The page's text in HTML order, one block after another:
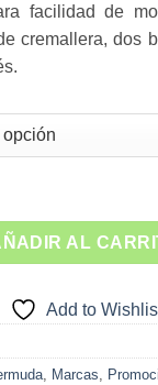
facilidad de
cremallera, dos
cantidad
AL
Add to
, Marcas,